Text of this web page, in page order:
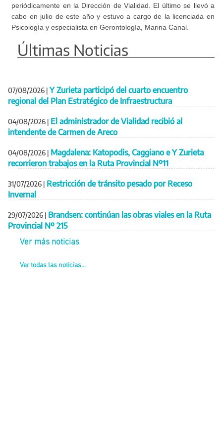
periódicamente en la Dirección de Vialidad. El último se llevó a
cabo en julio de este año y estuvo a cargo de la licenciada en
Psicología y especialista en Gerontología, Marina Canal.
Últimas Noticias
07/08/2026 | Y Zurieta participó del cuarto encuentro
regional del Plan Estratégico de Infraestructura
04/08/2026 | El administrador de Vialidad recibió al
intendente de Carmen de Areco
04/08/2026 | Magdalena: Katopodis, Caggiano e Y Zurieta
recorrieron trabajos en la Ruta Provincial Nº11
31/07/2026 | Restricción de tránsito pesado por Receso
Invernal
29/07/2026 | Brandsen: continúan las obras viales en la Ruta
Provincial Nº 215
Ver más noticias
Ver todas las noticias...